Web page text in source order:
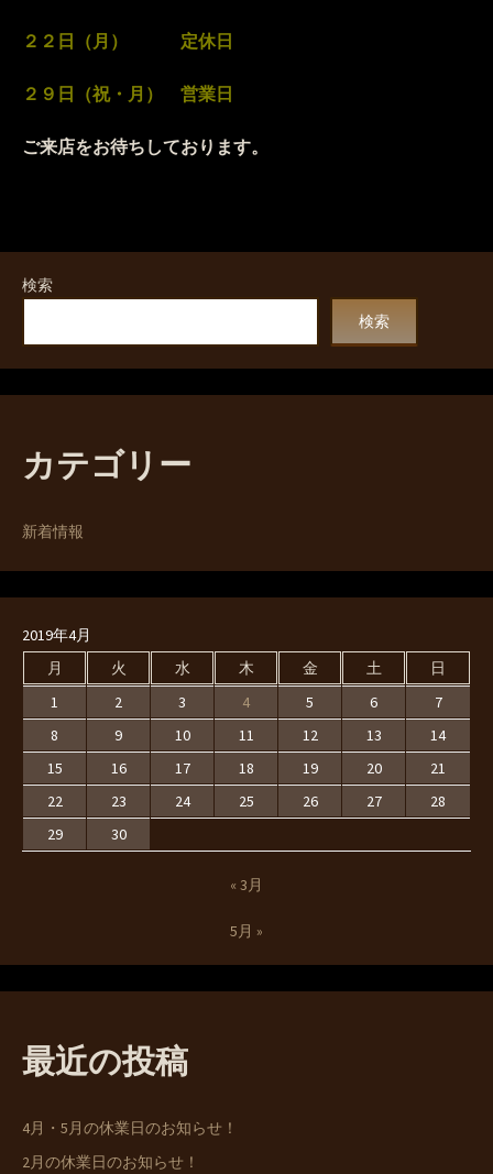
２２日（月） 定休日
２９日（祝・月） 営業日
ご来店をお待ちしております。
検索
検索
カテゴリー
新着情報
2019年4月
月
火 水 木 金 土
日
1
2 3 4 5 6
7
8
9 10 11 12 13
14
15
16 17 18 19 20
21
22
23 24 25 26 27
28
29
30
« 3月
5月 »
最近の投稿
4月・5月の休業日のお知らせ！
2月の休業日のお知らせ！